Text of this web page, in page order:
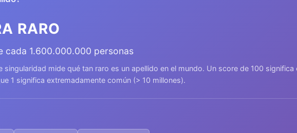
RARO
cada 1.600.000.000 personas
singularidad mide qué tan raro es un apellido en el mundo. Un score de 100
1 significa extremadamente común (> 10 millones).